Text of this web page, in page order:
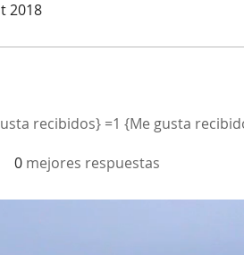
2018
recibidos} =1 {Me gusta
0 mejores respuestas